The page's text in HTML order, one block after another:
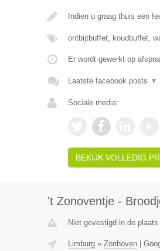
Indien u graag thuis een
ontbijtbuffet, koudbuffet,
Er wordt gewerkt op
Laatste facebook posts ▼
Sociale media:
BEKIJK VOLLEDIG
't Zonoventje -
Niet gevestigd in de
Limburg» Zonhoven|